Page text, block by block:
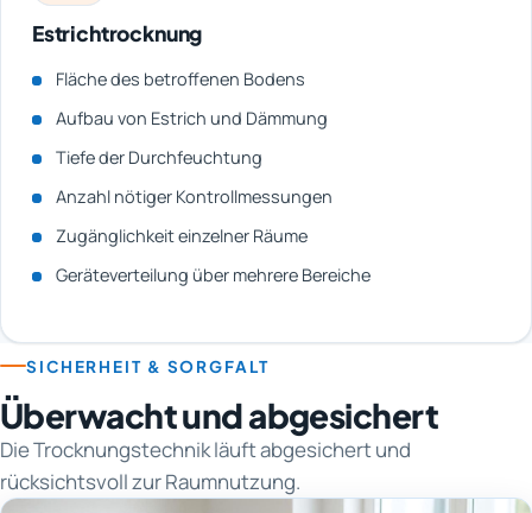
Estrichtrocknung
Fläche des betroffenen Bodens
Aufbau von Estrich und Dämmung
Tiefe der Durchfeuchtung
Anzahl nötiger Kontrollmessungen
Zugänglichkeit einzelner Räume
Geräteverteilung über mehrere Bereiche
SICHERHEIT & SORGFALT
Überwacht und abgesichert
Die Trocknungstechnik läuft abgesichert und
rücksichtsvoll zur Raumnutzung.